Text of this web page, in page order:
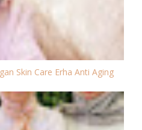
Skin Care Erha Anti Aging